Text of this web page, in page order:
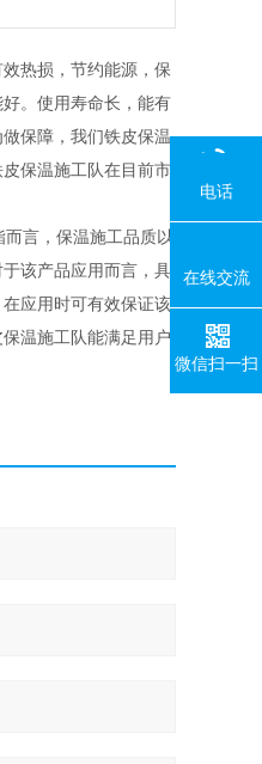
热损，节约能源，保
。使用寿命长，能有
保障，我们铁皮保温
保温施工队在目前市
言，保温施工品质以
该产品应用而言，具
应用时可有效保证该
温施工队能满足用户
电话
在线交流
微信扫一扫